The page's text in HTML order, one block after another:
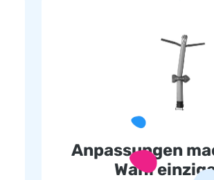
Anpassungen
Wahl